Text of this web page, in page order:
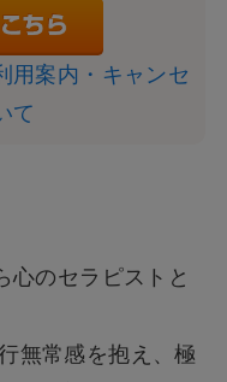
用案内・キャンセ
て
心のセラピストと
無常感を抱え、極